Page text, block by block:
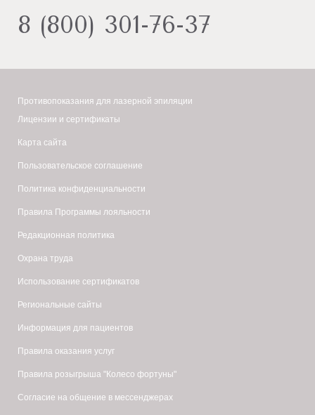
8 (800) 301-76-37
Противопоказания для лазерной эпиляции
Лицензии и сертификаты
Карта сайта
Пользовательское соглашение
Политика конфиденциальности
Правила Программы лояльности
Редакционная политика
Охрана труда
Использование сертификатов
Региональные сайты
Информация для пациентов
Правила оказания услуг
Правила розыгрыша "Колесо фортуны"
Согласие на общение в мессенджерах